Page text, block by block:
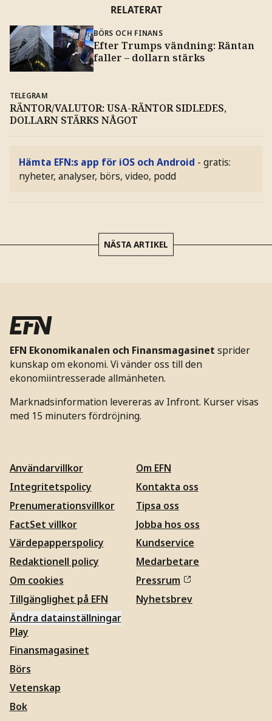
RELATERAT
BÖRS OCH FINANS
Efter Trumps vändning: Räntan
faller – dollarn stärks
TELEGRAM
RÄNTOR/VALUTOR: USA-RÄNTOR SIDLEDES,
DOLLARN STÄRKS NÅGOT
Hämta EFN:s app för iOS och Android - gratis:
nyheter, analyser, börs, video, podd
NÄSTA ARTIKEL
EFN Ekonomikanalen och Finansmagasinet sprider
kunskap om ekonomi. Vi vänder oss till den
ekonomiintresserade allmänheten.
Marknadsinformation levereras av Infront. Kurser visas
med 15 minuters fördröjning.
Användarvillkor
Integritetspolicy
Prenumerationsvillkor
FactSet villkor
Värdepapperspolicy
Redaktionell policy
Om cookies
Tillgänglighet på EFN
Ändra datainställningar
Om EFN
Kontakta oss
Tipsa oss
Jobba hos oss
Kundservice
Medarbetare
Pressrum
Nyhetsbrev
Play
Finansmagasinet
Börs
Vetenskap
Bok